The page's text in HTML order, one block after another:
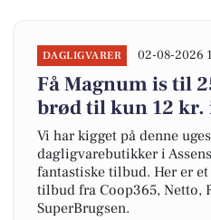
DAGLIGVARER 02-08-2026
Få Magnum is til
brød til kun 12 kr.
Vi har kigget på denne
dagligvarebutikker i
fantastiske tilbud. Her er
tilbud fra Coop365, Netto,
SuperBrugsen.